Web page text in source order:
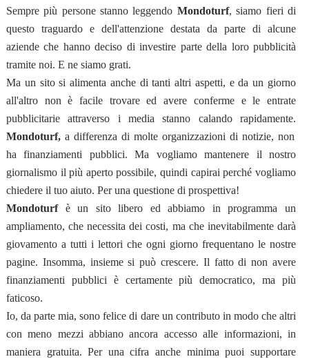
Sempre più persone stanno leggendo Mondoturf, siamo fieri di
questo traguardo e dell'attenzione destata da parte di alcune
aziende che hanno deciso di investire parte della loro pubblicità
tramite noi. E ne siamo grati.
Ma un sito si alimenta anche di tanti altri aspetti, e da un giorno
all'altro non è facile trovare ed avere conferme e le entrate
pubblicitarie attraverso i media stanno calando rapidamente.
Mondoturf,a differenza di molte organizzazioni di notizie, non
ha finanziamenti pubblici. Ma vogliamo mantenere il nostro
giornalismo il più aperto possibile, quindi capirai perché vogliamo
chiedere il tuo aiuto. Per una questione di prospettiva!
Mondoturf è un sito libero ed abbiamo in programma un
ampliamento, che necessita dei costi, ma che inevitabilmente darà
giovamento a tutti i lettori che ogni giorno frequentano le nostre
pagine. Insomma, insieme si può crescere. Il fatto di non avere
finanziamenti pubblici è certamente più democratico, ma più
faticoso.
Io, da parte mia, sono felice di dare un contributo in modo che altri
con meno mezzi abbiano ancora accesso alle informazioni, in
maniera gratuita. Per una cifra anche minima puoi supportare